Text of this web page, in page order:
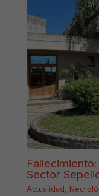
Sector
Actualidad,